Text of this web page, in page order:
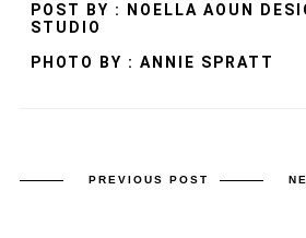
POST BY : NOELLA AOUN
STUDIO
PHOTO BY : ANNIE SPRATT
PREVIOUS POST